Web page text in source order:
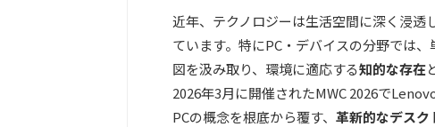
近年、テクノロジーは生活空間に深く浸透
ています。特にPC・デバイスの分野では
図を汲み取り、環境に適応する知的な存在
2026年3月に開催されたMWC 2026で
PCの概念を根底から覆す、 革新的なデスク